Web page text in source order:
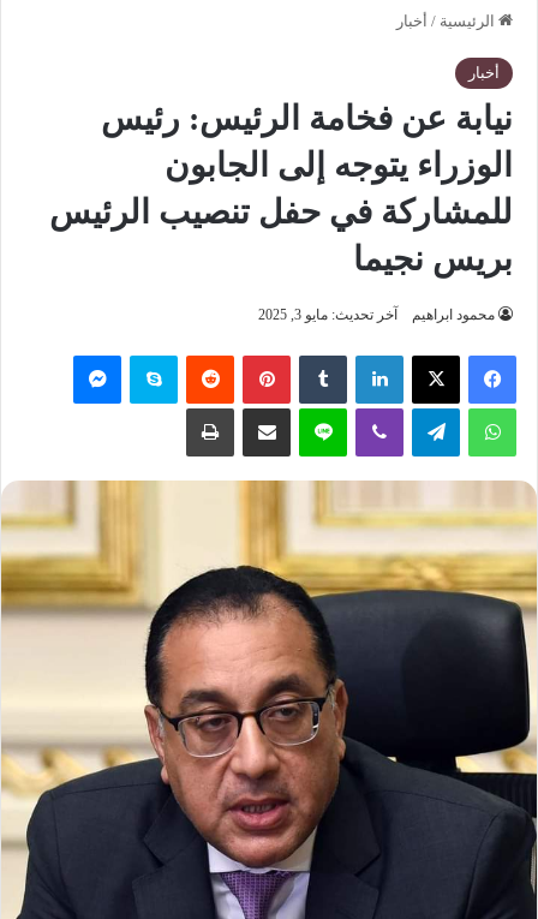
الرئيسية / أخبار
أخبار
نيابة عن فخامة الرئيس: رئيس
الوزراء يتوجه إلى الجابون
للمشاركة في حفل تنصيب الرئيس
بريس نجيما
محمود ابراهيم آخر تحديث: مايو 3, 2025
فيسبوك ‫X لينكدإن بينتيريست سكايب
واتساب تيلقرام لاين